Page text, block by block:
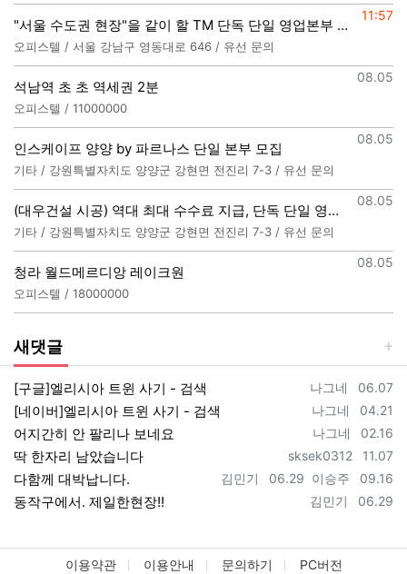
등록일
11:57
"서울 수도권 현장"을 같이 할 TM 단독 단일 영업본부 팀 선착순 모집
오피스텔 / 서울 강남구 영동대로 646 / 유선 문의
등록일
08.05
석남역 초 초 역세권 2분
오피스텔 / 11000000
등록일
08.05
인스케이프 양양 by 파르나스 단일 본부 모집
기타 / 강원특별자치도 양양군 강현면 전진리 7-3 / 유선 문의
등록일
08.05
(대우건설 시공) 역대 최대 수수료 지급, 단독 단일 영업본부 선착순 모집 (팀,팀원 개별문의 가능)
기타 / 강원특별자치도 양양군 강현면 전진리 7-3 / 유선 문의
등록일
08.05
청라 월드메르디앙 레이크원
오피스텔 / 18000000
새댓글
등록자
나그네 등록일
06.07
[구글]엘리시아 트윈 사기 - 검색
등록자
나그네 등록일
04.21
[네이버]엘리시아 트윈 사기 - 검색
등록자
나그네 등록일
02.16
어지간히 안 팔리나 보네요
등록자
sksek0312 등록일
11.07
딱 한자리 남았습니다
등록자
이승주 등록일
09.16
등록자
김민기 등록일
06.29
다함께 대박납니다.
등록자
김민기 등록일
06.29
동작구에서. 제일한현장!!
이용약관 이용안내 문의하기 PC버전